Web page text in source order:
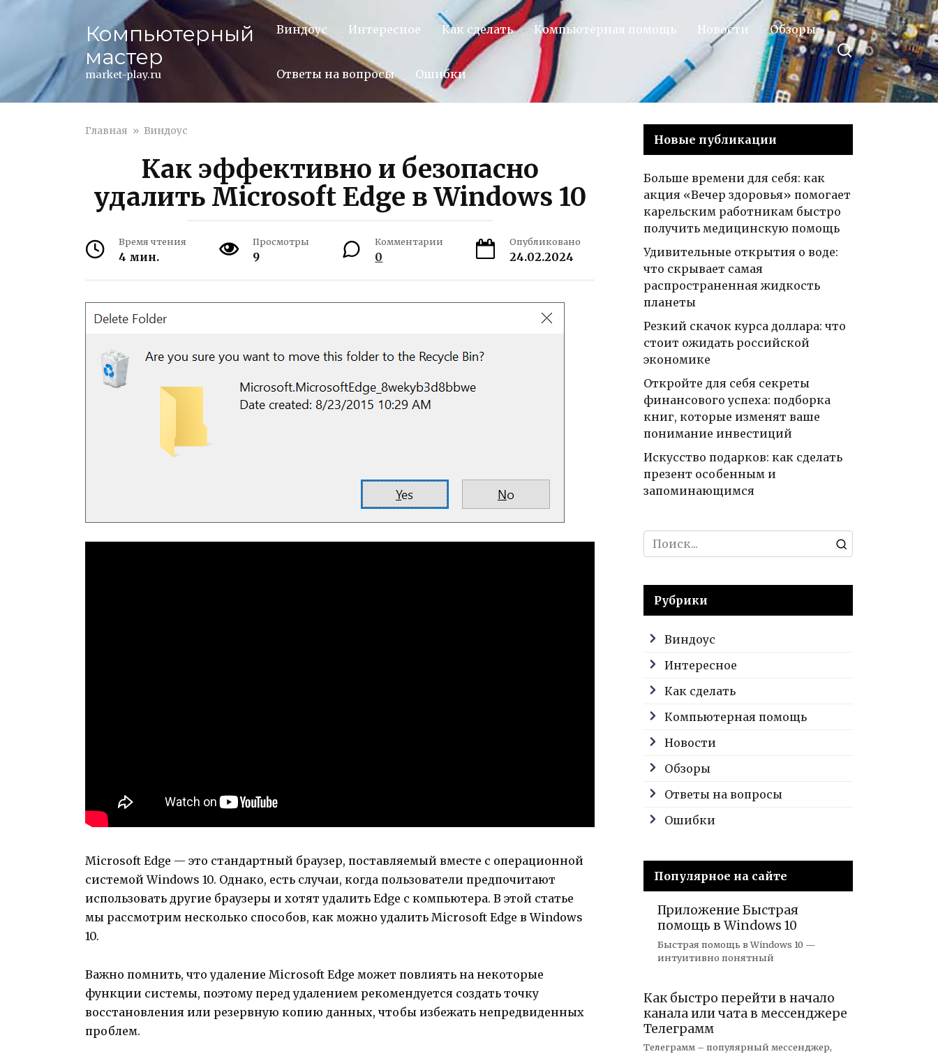
Компьютерный
мастер
market-play.ru
Виндоус Интересное Как сделать Компьютерная помощь Новости Обзоры
Ответы на вопросы Ошибки
Главная » Виндоус
Как эффективно и безопасно
удалить Microsoft Edge в Windows 10
Время чтения
4 мин.
Просмотры
9
Комментарии
0
Опубликовано
24.02.2024
Microsoft Edge — это стандартный браузер, поставляемый вместе с операционной
системой Windows 10. Однако, есть случаи, когда пользователи предпочитают
использовать другие браузеры и хотят удалить Edge с компьютера. В этой статье
мы рассмотрим несколько способов, как можно удалить Microsoft Edge в Windows
10.
Важно помнить, что удаление Microsoft Edge может повлиять на некоторые
функции системы, поэтому перед удалением рекомендуется создать точку
восстановления или резервную копию данных, чтобы избежать непредвиденных
проблем.
Новые публикации
Больше времени для себя: как
акция «Вечер здоровья» помогает
карельским работникам быстро
получить медицинскую помощь
Удивительные открытия о воде:
что скрывает самая
распространенная жидкость
планеты
Резкий скачок курса доллара: что
стоит ожидать российской
экономике
Откройте для себя секреты
финансового успеха: подборка
книг, которые изменят ваше
понимание инвестиций
Искусство подарков: как сделать
презент особенным и
запоминающимся
Search
for:
Рубрики
Виндоус
Интересное
Как сделать
Компьютерная помощь
Новости
Обзоры
Ответы на вопросы
Ошибки
Популярное на сайте
Приложение Быстрая
помощь в Windows 10
Быстрая помощь в Windows 10 —
интуитивно понятный
Как быстро перейти в начало
канала или чата в мессенджере
Телеграмм
Телеграмм – популярный мессенджер,